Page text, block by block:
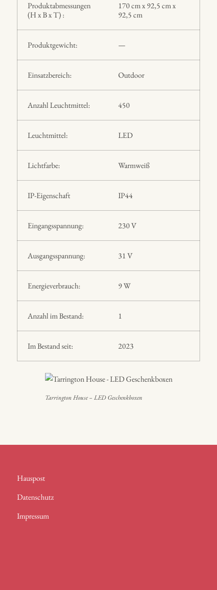
Produktabmessungen
(H x B x T) :
170 cm x 92,5 cm x
92,5 cm
Produktgewicht: —
Einsatzbereich: Outdoor
Anzahl Leuchtmittel: 450
Leuchtmittel: LED
Lichtfarbe: Warmweiß
IP-Eigenschaft IP44
Eingangsspannung: 230 V
Ausgangsspannung: 31 V
Energieverbrauch: 9 W
Anzahl im Bestand: 1
Im Bestand seit: 2023
Tarrington House – LED Geschenkboxen
Hauspost
Datenschutz
Impressum